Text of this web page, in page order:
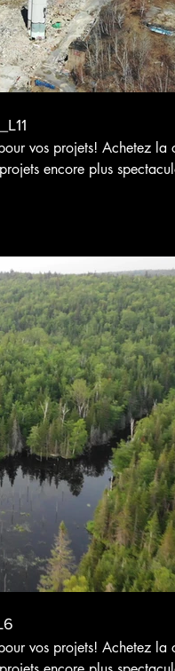
vos projets! Achetez la
encore plus
5,50 $CA
vos projets! Achetez la